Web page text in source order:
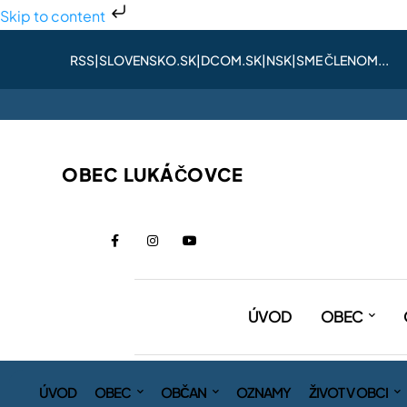
Skip to content
RSS|SLOVENSKO.SK|DCOM.SK|NSK|SME ČLENOM...
OBEC LUKÁČOVCE
ÚVOD OBEC
ÚVOD OBEC OBČAN OZNAMY ŽIVOT V OBCI